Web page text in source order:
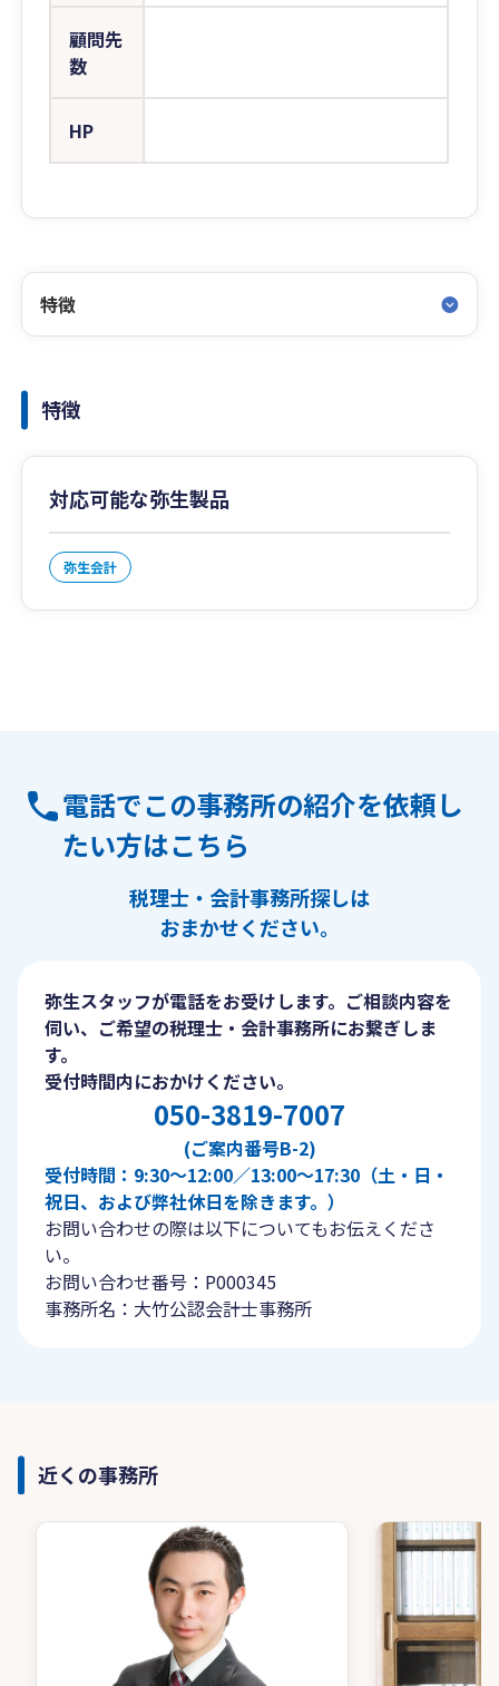
顧問先
数
HP
特徴
特徴
対応可能な弥生製品
弥生会計
電話でこの事務所の紹介を依頼し
たい方はこちら
税理士・会計事務所探しは
おまかせください。
弥生スタッフが電話をお受けします。ご相談内容を
伺い、ご希望の税理士・会計事務所にお繋ぎしま
す。
受付時間内におかけください。
050-3819-7007
(ご案内番号B-2)
受付時間：9:30〜12:00／13:00〜17:30（土・日・
祝日、および弊社休日を除きます。）
お問い合わせの際は以下についてもお伝えくださ
い。
お問い合わせ番号：P000345
事務所名：大竹公認会計士事務所
近くの事務所